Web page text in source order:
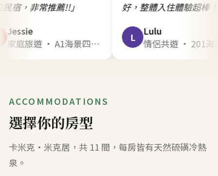
!!」
家庭旅遊 · A1海景四人 · 2025年8月
好，整體入住體驗超棒！」
L
情侶共遊 · 201海景雙人 · 2025年12月
不錯
新
ACCOMMODATIONS
選擇你的房型
卡米克・米克居，共 11 間，每房皆有天然硫磺冷熱
泉。